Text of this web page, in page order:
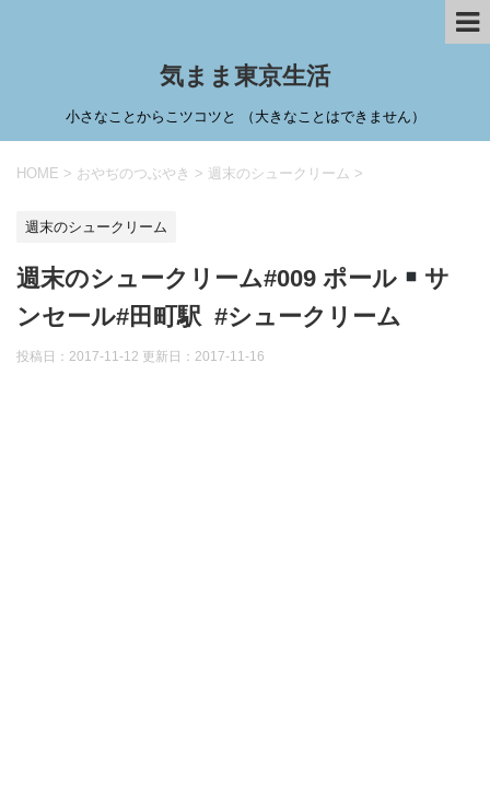
気まま東京生活
小さなことからこツコツと （大きなことはできません）
HOME > おやぢのつぶやき > 週末のシュークリーム >
週末のシュークリーム
週末のシュークリーム#009 ポール
サ
ンセール#田町駅 #シュークリーム
投稿日：2017-11-12 更新日： 2017-11-16